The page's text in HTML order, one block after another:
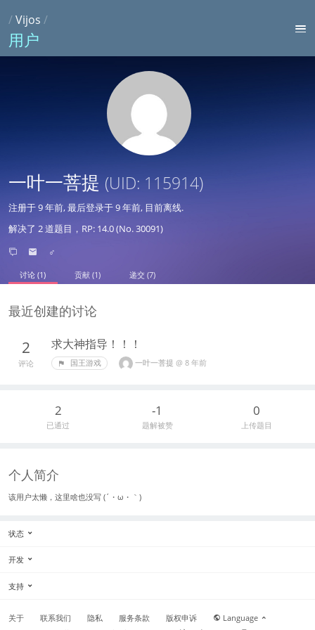
/Vijos /
用户
一叶一菩提 (UID: 115914)
注册于9 年前, 最后登录于9 年前, 目前离线.
解决了 2 道题目，RP: 14.0 (No. 30091)
♂
讨论 (1) 贡献 (1) 递交 (7)
最近创建的讨论
2
评论
求大神指导！！！
国王游戏 一叶一菩提 @ 8 年前
2
已通过
-1
题解被赞
0
上传题目
个人简介
该用户太懒，这里啥也没写 (´・ω・｀)
状态
开发
支持
关于 联系我们 隐私 服务条款 版权申诉
Language